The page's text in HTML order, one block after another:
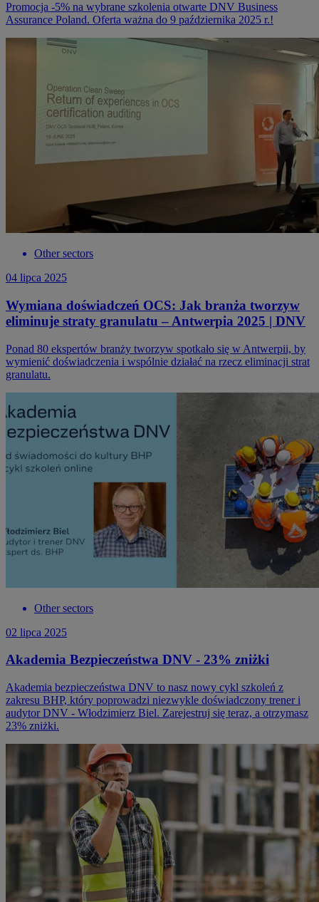
Promocja -5% na wybrane szkolenia otwarte DNV Business
Assurance Poland. Oferta ważna do 9 października 2025 r.!
Other sectors
04 lipca 2025
Wymiana doświadczeń OCS: Jak branża tworzyw
eliminuje straty granulatu – Antwerpia 2025 | DNV
Ponad 80 ekspertów branży tworzyw spotkało się w Antwerpii, by
wymienić doświadczenia i wspólnie działać na rzecz eliminacji strat
granulatu.
Other sectors
02 lipca 2025
Akademia Bezpieczeństwa DNV - 23% zniżki
Akademia bezpieczeństwa DNV to nasz nowy cykl szkoleń z
zakresu BHP, który poprowadzi niezwykle doświadczony trener i
audytor DNV - Włodzimierz Biel. Zarejestruj się teraz, a otrzymasz
23% zniżki.